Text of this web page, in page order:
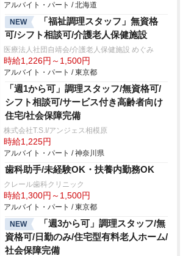
アルバイト・パート / 北海道
NEW
「福祉調理スタッフ」無資格
可/シフト相談可/介護老人保健施設
医療法人社団自靖会/介護老人保健施設 めぐみ
時給1,226円～1,500円
アルバイト・パート / 東京都
「週1から可」調理スタッフ/無資格可/
シフト相談可/サービス付き高齢者向け
住宅/社会保障完備
株式会社T.S.I/アンジェス相模原
時給1,225円
アルバイト・パート / 神奈川県
歯科助手/未経験OK・扶養内勤務OK
クレール歯科クリニック
時給1,300円～1,500円
アルバイト・パート / 東京都
NEW
「週3から可」調理スタッフ/無
資格可/日勤のみ/住宅型有料老人ホーム/
社会保障完備